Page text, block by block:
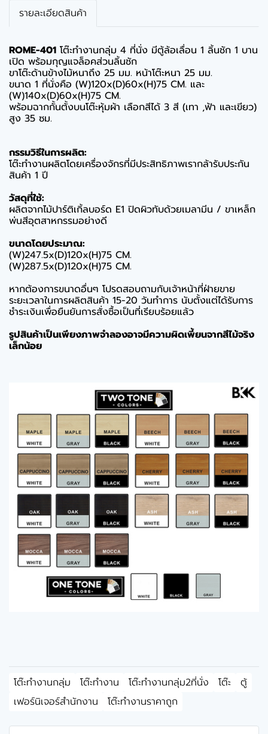
รายละเอียดสินค้า
ROME-401 โต๊ะทำงานกลุ่ม 4 ที่นั่ง มีตู้ล้อเลื่อน 1 ลิ้นชัก 1 บาน
เปิด พร้อมกุญแจล็อคส่วนลิ้นชัก
ขาโต๊ะด้านข้างไม้หนาถึง 25 มม. หน้าโต๊ะหนา 25 มม.
ขนาด 1 ที่นั่งคือ (W)120x(D)60x(H)75 CM. และ
(W)140x(D)60x(H)75 CM.
พร้อมฉากกั้นตั้งบนโต๊ะหุ้มผ้า เลือกสีได้ 3 สี (เทา ,ฟ้า และเขียว)
สูง 35 ซม.
กรรมวิธีในการผลิต:
โต๊ะทำงานผลิตโดยเครื่องจักรที่มีประสิทธิภาพเรากล้ารับประกัน
สินค้า 1 ปี
วัสดุที่ใช้:
ผลิตจากไม้ปาร์ติเกิ้ลบอร์ด E1 ปิดผิวทับด้วยเมลามีน / ขาเหล็ก
พ่นสีอุตสาหกรรมอย่างดี
ขนาดโดยประมาณ:
(W)247.5x(D)120x(H)75 CM.
(W)287.5x(D)120x(H)75 CM.
หากต้องการขนาดอื่นๆ โปรดสอบถามกับเจ้าหน้าที่ฝ่ายขาย
ระยะเวลาในการผลิตสินค้า 15-20 วันทำการ นับตั้งแต่ได้รับการ
ชำระเงินเพื่อยืนยันการสั่งซื้อเป็นที่เรียบร้อยแล้ว
รูปสินค้าเป็นเพียงภาพจำลองอาจมีความผิดเพี้ยนจากสีไม้จริง
เล็กน้อย
โต๊ะทำงานกลุ่ม โต๊ะทำงาน โต๊ะทำงานกลุ่ม2ที่นั่ง โต๊ะ
ตู้
เฟอร์นิเจอร์สำนักงาน
โต๊ะทำงานราคาถูก